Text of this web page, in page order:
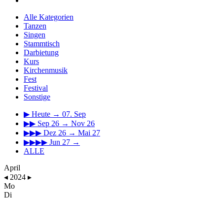
Alle Kategorien
Tanzen
Singen
Stammtisch
Darbietung
Kurs
Kirchenmusik
Fest
Festival
Sonstige
▶ Heute → 07. Sep
▶▶ Sep 26 → Nov 26
▶▶▶ Dez 26 → Mai 27
▶▶▶▶ Jun 27 →
ALLE
April
◂ 2024 ▸
Mo
Di